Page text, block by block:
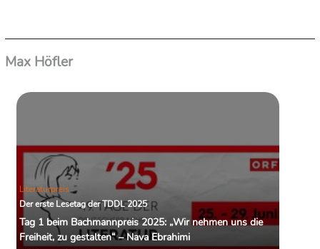
Max Höfler
Literaturpreis
Der erste Lesetag der TDDL 2025
Tag 1 beim Bachmannpreis 2025: „Wir nehmen uns die
Freiheit, zu gestalten“ – Nava Ebrahimi